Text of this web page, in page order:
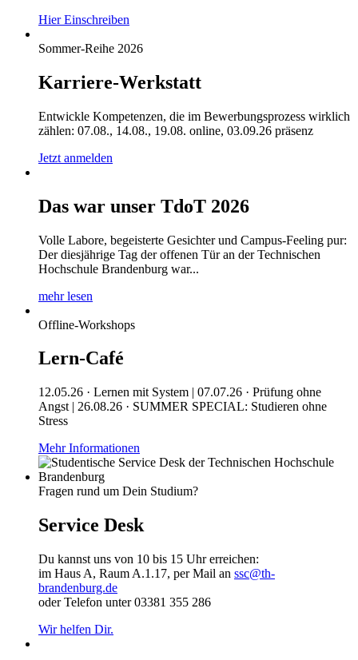
Hier Einschreiben
Sommer-Reihe 2026
Karriere-Werkstatt
Entwickle Kompetenzen, die im Bewerbungsprozess wirklich
zählen: 07.08., 14.08., 19.08. online, 03.09.26 präsenz
Jetzt anmelden
Das war unser TdoT 2026
Volle Labore, begeisterte Gesichter und Campus-Feeling pur:
Der diesjährige Tag der offenen Tür an der Technischen
Hochschule Brandenburg war...
mehr lesen
Offline-Workshops
Lern-Café
12.05.26 · Lernen mit System | 07.07.26 · Prüfung ohne
Angst | 26.08.26 · SUMMER SPECIAL: Studieren ohne
Stress
Mehr Informationen
Fragen rund um Dein Studium?
Service Desk
Du kannst uns von 10 bis 15 Uhr erreichen:
im Haus A, Raum A.1.17, per Mail an ssc@th-
brandenburg.de
oder Telefon unter 03381 355 286
Wir helfen Dir.